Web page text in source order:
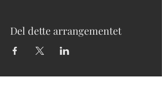
Del dette arrangementet